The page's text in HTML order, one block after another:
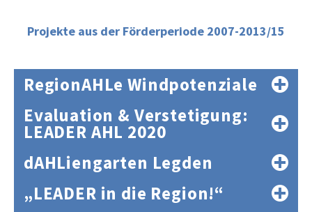
Projekte aus der Förderperiode 2007-2013/15
RegionAHLe Windpotenziale
Evaluation & Verstetigung:
LEADER AHL 2020
dAHLiengarten Legden
„LEADER in die Region!“